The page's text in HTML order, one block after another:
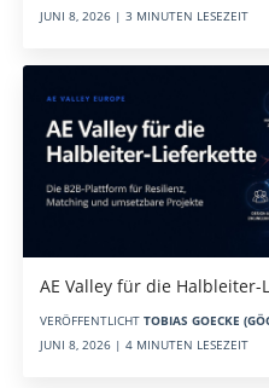
JUNI 8, 2026 | 3 MINUTEN LESEZEIT
AE Valley für die Halbleiter-
VERÖFFENTLICHT TOBIAS GOECKE
JUNI 8, 2026 | 4 MINUTEN LESEZEIT